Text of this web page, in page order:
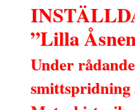
”Lilla
Under
smittspridning